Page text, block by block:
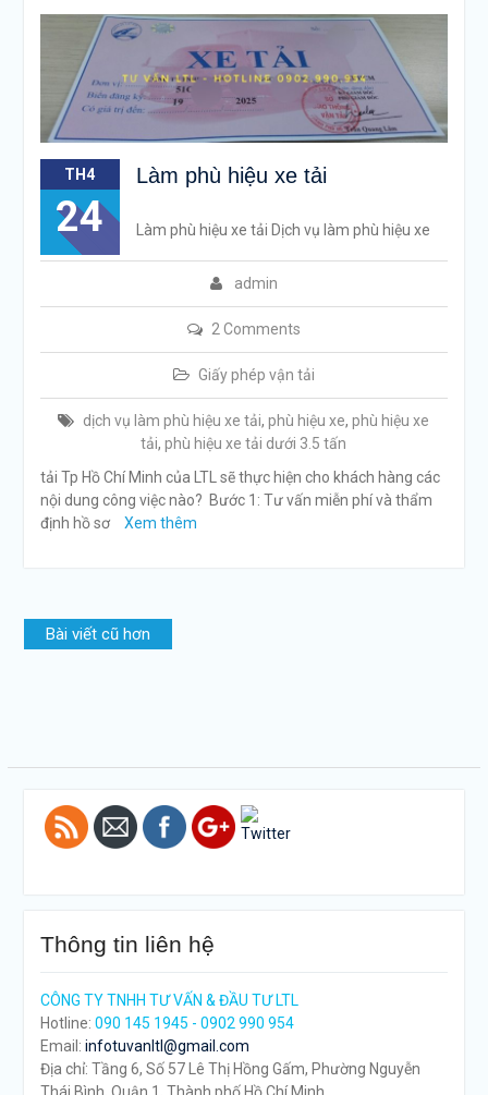
TH4
24
Làm phù hiệu xe tải
admin
2 Comments
Giấy phép vận tải
dịch vụ làm phù hiệu xe tải,phù hiệu xe,phù hiệu xe
tải,phù hiệu xe tải dưới 3.5 tấn
Làm phù hiệu xe tải Dịch vụ làm phù hiệu xe
tải Tp Hồ Chí Minh của LTL sẽ thực hiện cho khách hàng các
nội dung công việc nào? Bước 1: Tư vấn miễn phí và thẩm
định hồ sơ
Xem thêm
Điều
hướng
Bài viết cũ hơn
tan">
Thông tin liên hệ
CÔNG TY TNHH TƯ VẤN & ĐẦU TƯ LTL
Hotline: 090 145 1945 - 0902 990 954
Email: infotuvanltl@gmail.com
Địa chỉ: Tầng 6, Số 57 Lê Thị Hồng Gấm, Phường Nguyễn
Thái Bình, Quận 1, Thành phố Hồ Chí Minh